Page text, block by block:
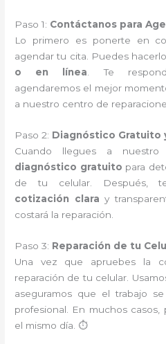
Paso 1: Contáctanos para
Lo primero es ponerte en
agendar tu cita. Puedes
o en línea. Te
agendaremos el mejor
a nuestro centro de
Paso 2: Diagnóstico Gratuito
Cuando llegues a nuestro
diagnóstico gratuito para
de tu celular. Después,
cotización clara y
costará la reparación.
Paso 3: Reparación de tu
Una vez que apruebes la
reparación de tu celular.
aseguramos que el trabajo
profesional. En muchos
el mismo día. ⏱️